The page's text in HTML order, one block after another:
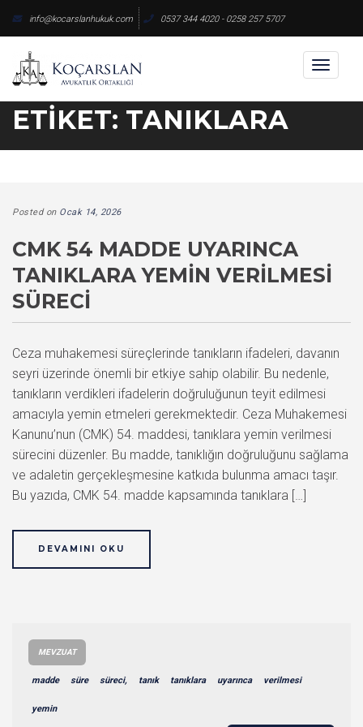
content
info@kocarslanhukuk.com 0537 344 4020 - 0258 257 5707
Toggle
ETIKET: TANIKLARA
Posted on Ocak 14, 2026
CMK 54 MADDE UYARINCA
TANIKLARA YEMIN VERILMESI
SÜRECI
Ceza muhakemesi süreçlerinde tanıkların ifadeleri, davanın
seyri üzerinde önemli bir etkiye sahip olabilir. Bu nedenle,
tanıkların verdikleri ifadelerin doğruluğunun teyit edilmesi
amacıyla yemin etmeleri gerekmektedir. Ceza Muhakemesi
Kanunu’nun (CMK) 54. maddesi, tanıklara yemin verilmesi
sürecini düzenler. Bu madde, tanıklığın doğruluğunu sağlama
ve adaletin gerçekleşmesine katkıda bulunma amacı taşır.
Bu yazıda, CMK 54. madde kapsamında tanıklara […]
DEVAMINI OKU
MEVZUAT
madde süre süreci, tanık tanıklara uyarınca verilmesi
yemin